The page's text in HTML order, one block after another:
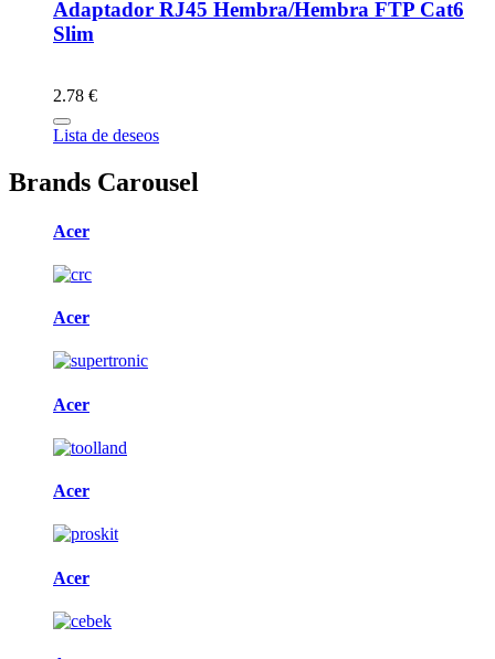
Adaptador RJ45 Hembra/Hembra FTP Cat6
Slim
2.78 €
Lista de deseos
Brands Carousel
Acer
Acer
Acer
Acer
Acer